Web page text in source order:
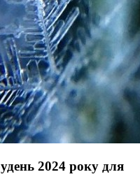
2024 року для